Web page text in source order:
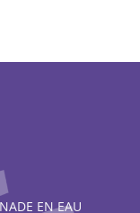
EN EAU